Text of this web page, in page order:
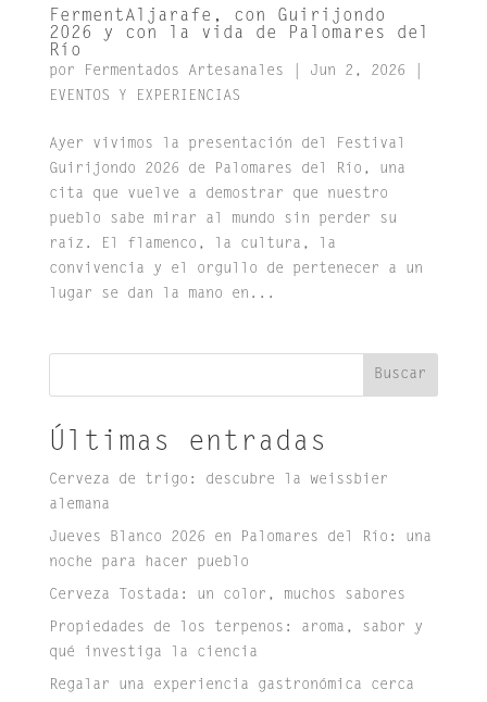
FermentAljarafe, con Guirijondo
2026 y con la vida de Palomares del
Río
por Fermentados Artesanales Jun 2, 2026
EVENTOS Y EXPERIENCIAS
Ayer vivimos la presentación del Festival
Guirijondo 2026 de Palomares del Río, una
cita que vuelve a demostrar que nuestro
pueblo sabe mirar al mundo sin perder su
raíz. El flamenco, la cultura, la
convivencia y el orgullo de pertenecer a un
lugar se dan la mano en...
Buscar
Últimas entradas
Cerveza de trigo: descubre la weissbier
alemana
Jueves Blanco 2026 en Palomares del Río: una
noche para hacer pueblo
Cerveza Tostada: un color, muchos sabores
Propiedades de los terpenos: aroma, sabor y
qué investiga la ciencia
Regalar una experiencia gastronómica cerca